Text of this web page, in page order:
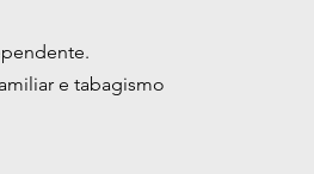
e tabagismo